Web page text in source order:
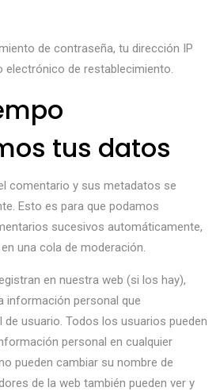
de contraseña, tu dirección IP
electrónico de restablecimiento.
tus datos
comentario y sus metadatos se
Esto es para que podamos
sucesivos automáticamente,
una cola de moderación.
en nuestra web (si los hay),
información personal que
usuario. Todos los usuarios pueden
personal en cualquier
pueden cambiar su nombre de
de la web también pueden ver y